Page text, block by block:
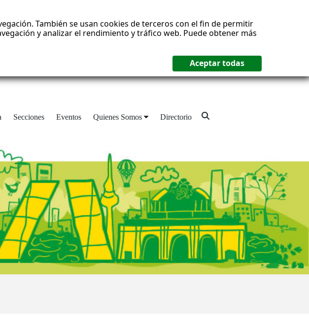
También se usan cookies de terceros con el fin de permitir
y analizar el rendimiento y tráfico web. Puede obtener más
Secciones Eventos Quienes Somos Directorio